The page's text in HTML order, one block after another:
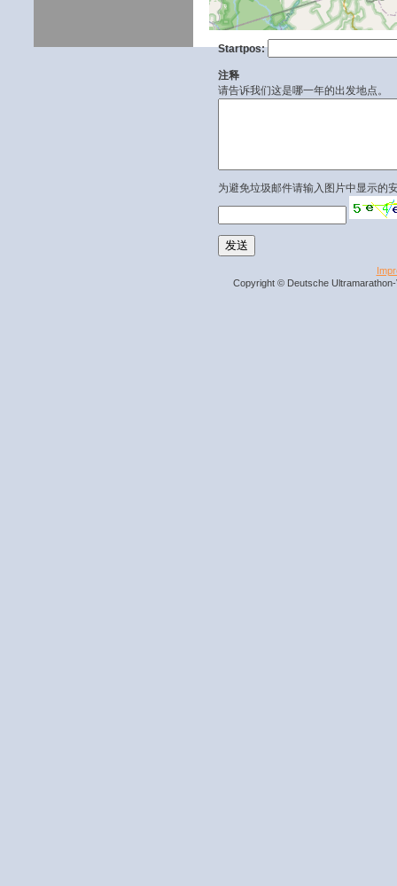
Startpos:
注释
请告诉我们这是哪一年的出发地点。
为避免垃圾邮件请输入图片中显示的
Copyright © Deutsche